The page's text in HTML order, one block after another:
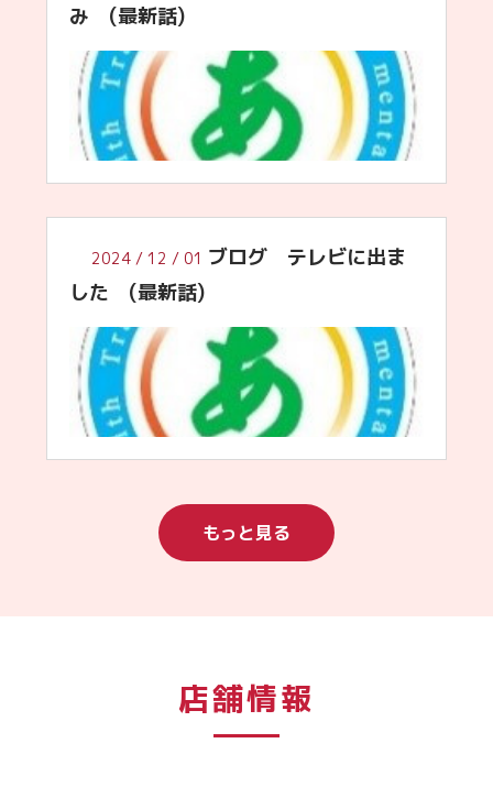
み (最新話)
2024 /12 / 01 ブログ テレビに出ま
した (最新話)
もっと見る
店舗情報